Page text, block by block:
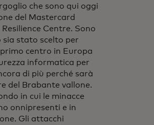
che sono qui oggi
del Mastercard
Centre. Sono
sia stato scelto per
centro in Europa
informatica per
di più perché sarà
del Brabante vallone.
in cui le minacce
onnipresenti e in
Gli attacchi